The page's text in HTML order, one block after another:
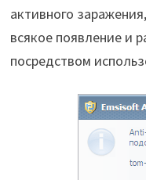
активного
всякое появление и
посредством